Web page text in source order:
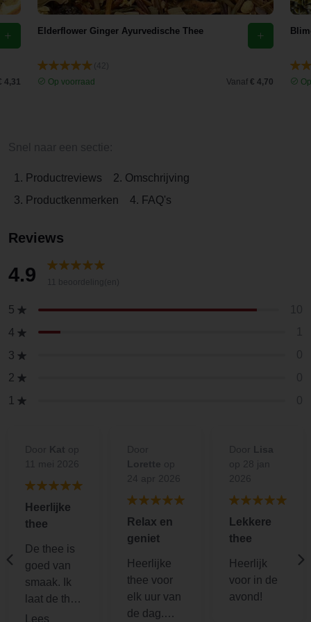
4,31
Elderflower Ginger Ayurvedische Thee
Op voorraad
Vanaf € 4,70
1. Productreviews
2. Omschrijving
3. Productkenmerken
4. FAQ's
Reviews
4.9
5
4
3
2
1
Heerlijke
thee
De thee is
goed van
smaak. Ik
laat de thee
afkoelen en
Relax en
geniet
Heerlijke
thee voor
elk uur van
de dag.
Lekkere
thee
Heerlijk
voor in de
avond!